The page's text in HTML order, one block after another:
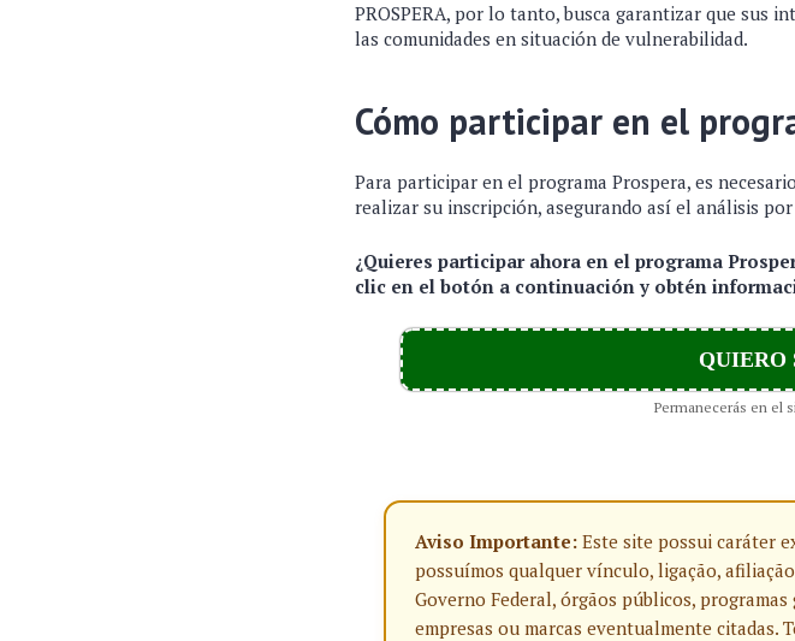
PROSPERA, por lo tanto, busca garantizar que sus
las comunidades en situación de vulnerabilidad.
Cómo participar en el
Para participar en el programa Prospera, es
realizar su inscripción, asegurando así el análisis
¿Quieres participar ahora en el programa
clic en el botón a continuación y obtén
QUIERO
Permanecerás en el
Aviso Importante: Este site possui caráter
possuímos qualquer vínculo, ligação,
Governo Federal, órgãos públicos,
empresas ou marcas eventualmente citadas.